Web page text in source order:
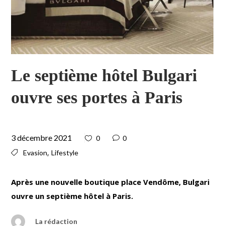
Le septième hôtel Bulgari
ouvre ses portes à Paris
3 décembre 2021 0
0
Evasion,Lifestyle
Après une nouvelle boutique place Vendôme, Bulgari
ouvre un septième hôtel à Paris.
La rédaction